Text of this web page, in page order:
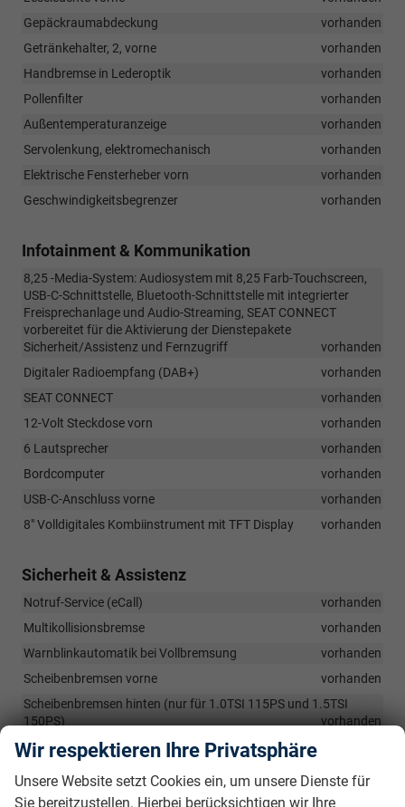
Gepäckraumabdeckung
vorhanden
Getränkehalter, 2, vorne
vorhanden
Handbremse in Lederoptik
vorhanden
Pollenfilter
vorhanden
Außentemperaturanzeige
vorhanden
Servolenkung, elektromechanisch
vorhanden
Elektrische Fensterheber vorn
vorhanden
Geschwindigkeitsbegrenzer
vorhanden
Infotainment & Kommunikation
8,25 -Media-System: Audiosystem mit 8,25 Farb-Touchscreen,
USB-C-Schnittstelle, Bluetooth-Schnittstelle mit integrierter
Freisprechanlage und Audio-Streaming, SEAT CONNECT
vorbereitet für die Aktivierung der Dienstepakete
Sicherheit/Assistenz und Fernzugriff
vorhanden
Digitaler Radioempfang (DAB+)
vorhanden
SEAT CONNECT
vorhanden
12-Volt Steckdose vorn
vorhanden
6 Lautsprecher
vorhanden
Bordcomputer
vorhanden
USB-C-Anschluss vorne
vorhanden
8" Volldigitales Kombiinstrument mit TFT Display
vorhanden
Sicherheit & Assistenz
Notruf-Service (eCall)
vorhanden
Multikollisionsbremse
vorhanden
Warnblinkautomatik bei Vollbremsung
vorhanden
Scheibenbremsen vorne
vorhanden
Scheibenbremsen hinten (nur für 1.0TSI 115PS und 1.5TSI
150PS)
vorhanden
Kopfstützen vorne und Kopfstützen (3) hinten
Drittes Bremslicht, in Heckspoiler integriert
vorhanden
Wir respektieren Ihre Privatsphäre
Unsere Website setzt Cookies ein, um unsere Dienste für
Sie bereitzustellen. Hierbei berücksichtigen wir Ihre